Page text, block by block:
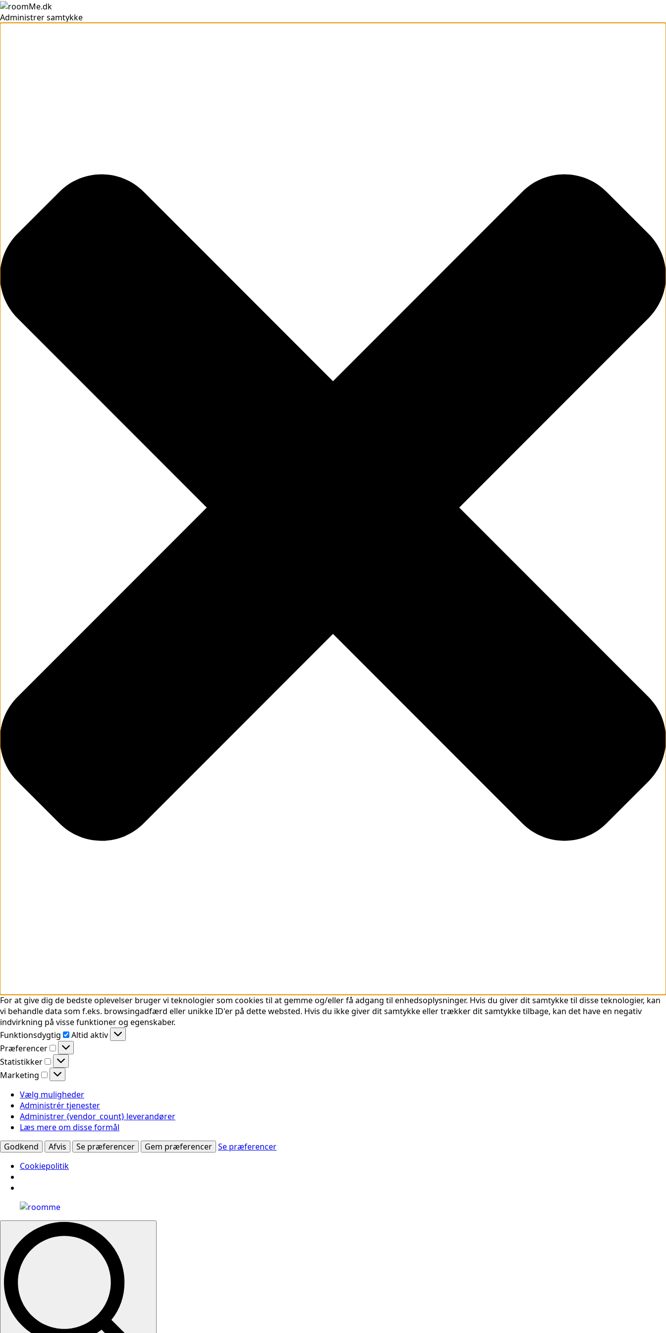
Administrer samtykke
For at give dig de bedste oplevelser bruger vi teknologier som cookies til at gemme og/eller få adgang til enhedsoplysninger. Hvis du giver dit samtykke til disse teknologier, kan
vi behandle data som f.eks. browsingadfærd eller unikke ID'er på dette websted. Hvis du ikke giver dit samtykke eller trækker dit samtykke tilbage, kan det have en negativ
indvirkning på visse funktioner og egenskaber.
Funktionsdygtig
Funktionsdygtig
Altid aktiv
Præferencer
Præferencer
Statistikker
Statistikker
Marketing
Marketing
Vælg muligheder
Administrér tjenester
Administrer {vendor_count} leverandører
Læs mere om disse formål
Godkend
Afvis Se præferencer Gem præferencer Se præferencer
Cookiepolitik